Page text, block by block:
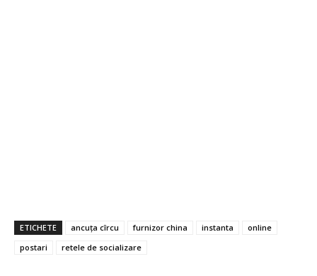
ETICHETE ancuța cîrcu furnizor china instanta
online
postari
retele de socializare